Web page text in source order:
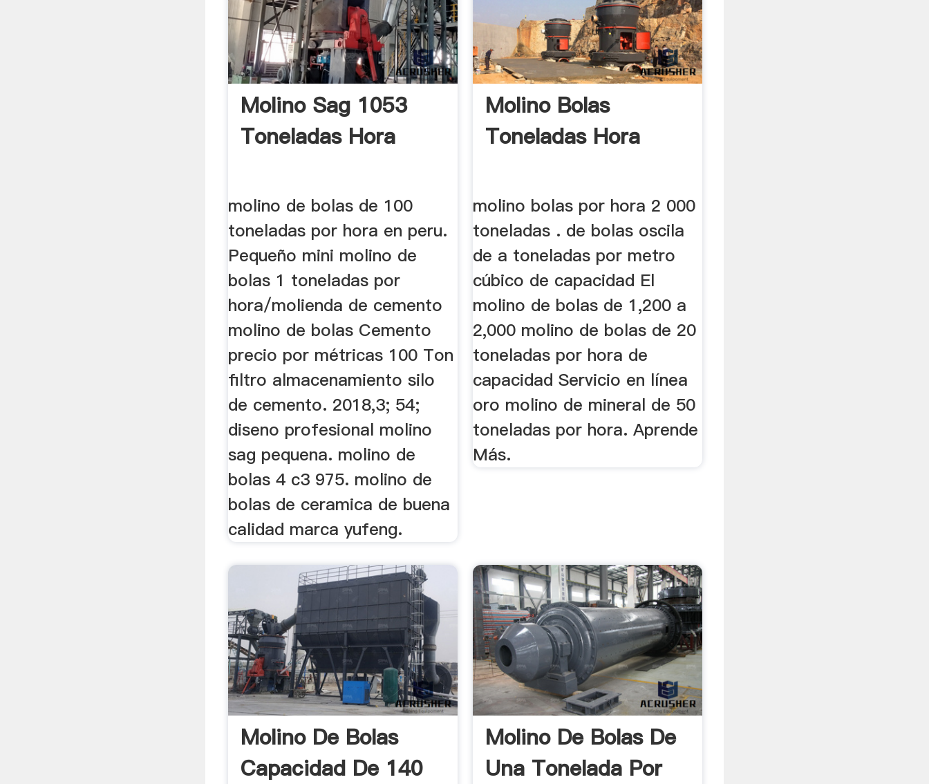
Molino Sag 1053
Toneladas Hora
molino de bolas de 100
toneladas por hora en peru.
Pequeño mini molino de
bolas 1 toneladas por
hora/molienda de cemento
molino de bolas Cemento
precio por métricas 100 Ton
filtro almacenamiento silo
de cemento. 2018,3; 54;
diseno profesional molino
sag pequena. molino de
bolas 4 c3 975. molino de
bolas de ceramica de buena
calidad marca yufeng.
Molino Bolas
Toneladas Hora
molino bolas por hora 2 000
toneladas . de bolas oscila
de a toneladas por metro
cúbico de capacidad El
molino de bolas de 1,200 a
2,000 molino de bolas de 20
toneladas por hora de
capacidad Servicio en línea
oro molino de mineral de 50
toneladas por hora. Aprende
Más.
Molino De Bolas
Capacidad De 140
Molino De Bolas De
Una Tonelada Por